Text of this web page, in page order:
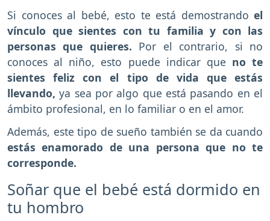
Si conoces al bebé, esto te está demostrando el
vínculo que sientes con tu familia y con las
personas que quieres. Por el contrario, si no
conoces al niño, esto puede indicar que no te
sientes feliz con el tipo de vida que estás
llevando, ya sea por algo que está pasando en el
ámbito profesional, en lo familiar o en el amor.
Además, este tipo de sueño también se da cuando
estás enamorado de una persona que no te
corresponde.
Soñar que el bebé está dormido en
tu hombro